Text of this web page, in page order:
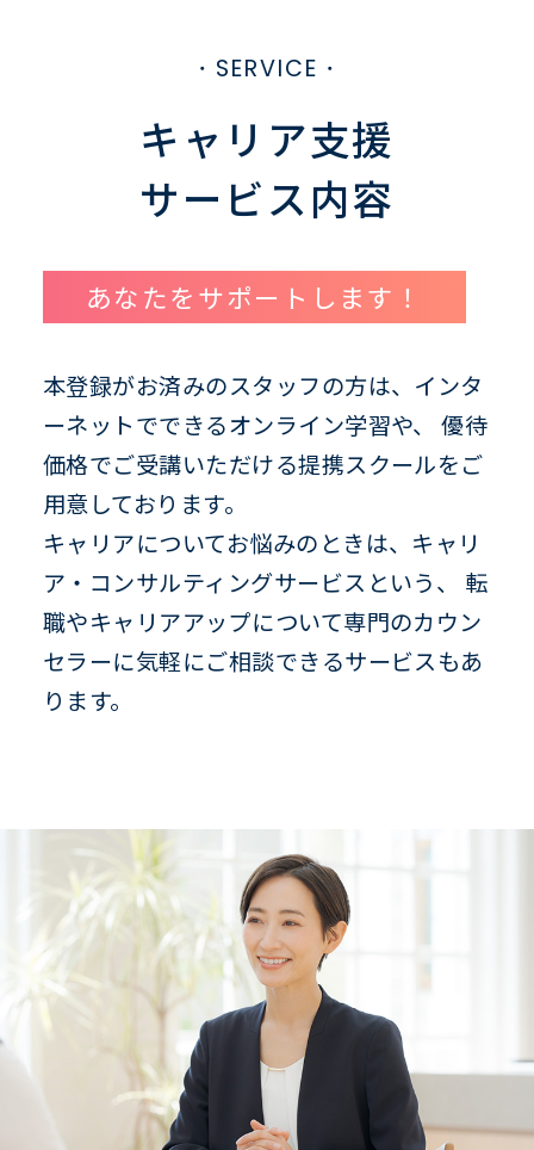
・SERVICE・
キャリア支援
サービス内容
あなたをサポートします！
本登録がお済みのスタッフの方は、インタ
ーネットでできるオンライン学習や、
優待
価格でご受講いただける提携スクールをご
用意しております。
キャリアについてお悩みのときは、キャリ
ア・コンサルティングサービスという、
転
職やキャリアアップについて専門のカウン
セラーに気軽にご相談できるサービスもあ
ります。